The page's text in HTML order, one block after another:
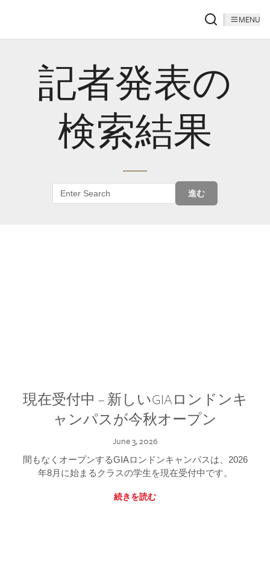
MENU
記者発表の
検索結果
進む
現在受付中 – 新しいGIAロンドンキ
ャンパスが今秋オープン
June 3, 2026
間もなくオープンするGIAロンドンキャンパスは、2026
年8月に始まるクラスの学生を現在受付中です。
続きを読む